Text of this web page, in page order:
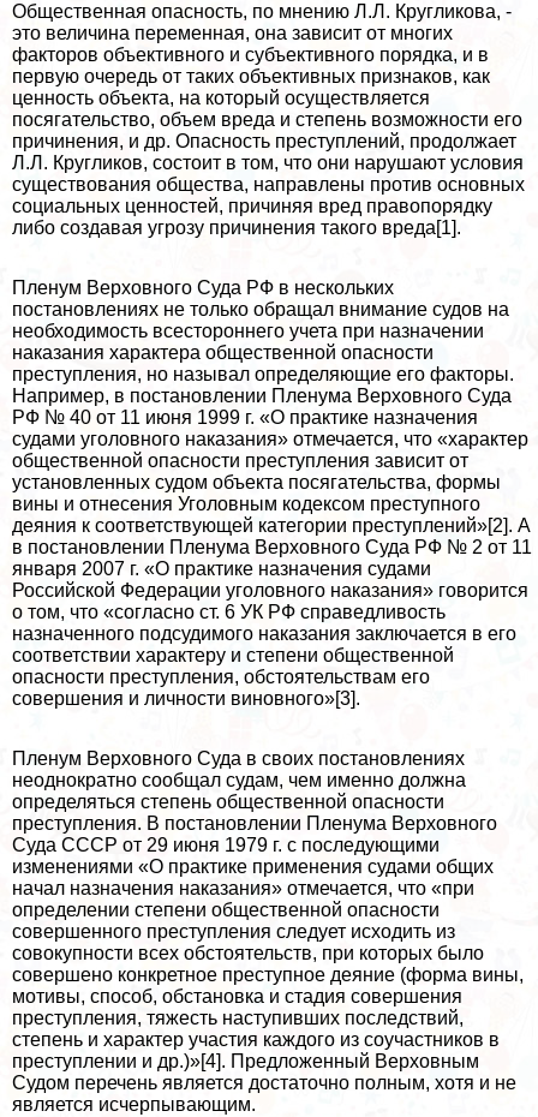
Общественная опасность, по мнению Л.Л. Кругликова, -
это величина переменная, она зависит от многих
факторов объективного и субъективного порядка, и в
первую очередь от таких объективных признаков, как
ценность объекта, на который осуществляется
посягательство, объем вреда и степень возможности его
причинения, и др. Опасность преступлений, продолжает
Л.Л. Кругликов, состоит в том, что они нарушают условия
существования общества, направлены против основных
социальных ценностей, причиняя вред правопорядку
либо создавая угрозу причинения такого вреда[1].
Пленум Верховного Суда РФ в нескольких
постановлениях не только обращал внимание судов на
необходимость всестороннего учета при назначении
наказания хаpaктера общественной опасности
преступления, но называл определяющие его факторы.
Например, в постановлении Пленума Верховного Суда
РФ № 40 от 11 июня 1999 г. «О пpaктике назначения
судами уголовного наказания» отмечается, что «хаpaктер
общественной опасности преступления зависит от
установленных судом объекта посягательства, формы
вины и отнесения Уголовным кодексом преступного
деяния к соответствующей категории преступлений»[2]. А
в постановлении Пленума Верховного Суда РФ № 2 от 11
января 2007 г. «О пpaктике назначения судами
Российской Федерации уголовного наказания» говорится
о том, что «согласно ст. 6 УК РФ справедливость
назначенного подсудимого наказания заключается в его
соответствии хаpaктеру и степени общественной
опасности преступления, обстоятельствам его
совершения и личности виновного»[3].
Пленум Верховного Суда в своих постановлениях
неоднократно сообщал судам, чем именно должна
определяться степень общественной опасности
преступления. В постановлении Пленума Верховного
Суда СССР от 29 июня 1979 г. с последующими
изменениями «О пpaктике применения судами общих
начал назначения наказания» отмечается, что «при
определении степени общественной опасности
совершенного преступления следует исходить из
совокупности всех обстоятельств, при которых было
совершено конкретное преступное деяние (форма вины,
мотивы, способ, обстановка и стадия совершения
преступления, тяжесть наступивших последствий,
степень и хаpaктер участия каждого из соучастников в
преступлении и др.)»[4]. Предложенный Верховным
Судом перечень является достаточно полным, хотя и не
является исчерпывающим.